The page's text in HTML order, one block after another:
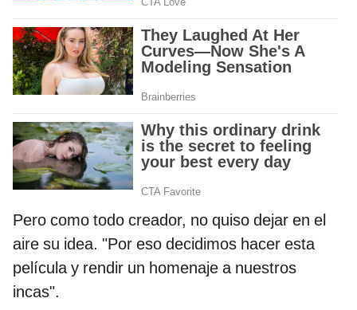
Pero como todo creador, no quiso dejar en el
aire su idea. "Por eso decidimos hacer esta
película y rendir un homenaje a nuestros
incas".